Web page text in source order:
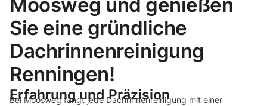
Moosweg und genießen
Sie eine gründliche
Dachrinnenreinigung
Renningen!
Erfahrung und Präzision
Bei Moosweg fängt jede Dachrinnenreinigung mit einer